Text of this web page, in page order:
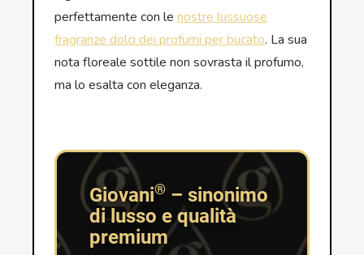
perfettamente con lenostre lussuose
fragranze dolci dei profumi per bucato. La sua
nota floreale sottile non sovrasta il profumo,
ma lo esalta con eleganza.
Giovani® – sinonimo
di lusso e qualità
premium